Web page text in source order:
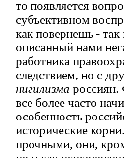
то появляется
субъективном
как повернешь -
описанный нами
работника
следствием, но с
нигилизма россиян.
все более часто
особенность
исторические
прочными, они,